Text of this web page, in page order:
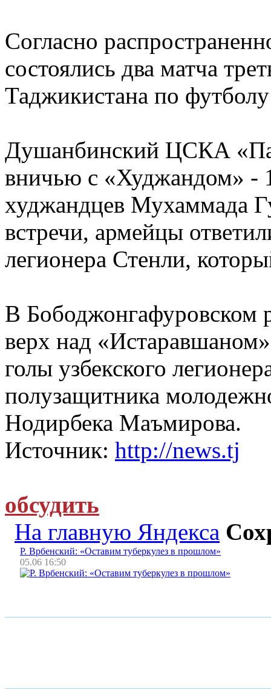
Согласно
состоялись два матча
Таджикистана по
Душанбинский ЦСКА
вничью с «Худжандом» -
худжандцев Мухаммада
встречи, армейцы
легионера Стенли,
В Бободжонгафуровском
верх над
голы узбекского
полузащитника
Нодирбека Маъмирова.
Источник: http://news.tj
обсудить
На главную Яндекса
Р. Врбенский: «Оставим туберкулез в прошлом»
05.06 16:50